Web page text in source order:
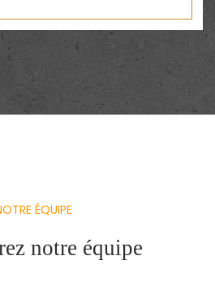
ÉQUIPE
notre équipe